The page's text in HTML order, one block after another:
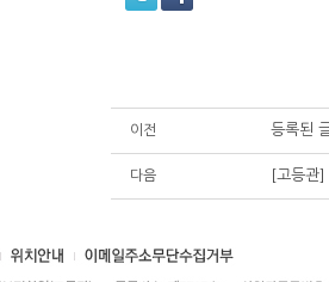
이전 등록된
다음 [고등관